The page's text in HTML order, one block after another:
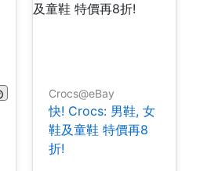
Crocs@eBay
快! Crocs: 男鞋, 女
鞋及童鞋 特價再8
折!